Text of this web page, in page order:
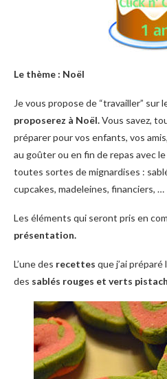
Le thème : Noël
Je vous propose de “travailler” sur
proposerez à Noël.Vous savez,
préparer pour vos enfants, vos
au goûter ou en fin de repas avec
toutes sortes de mignardises :
cupcakes, madeleines, financiers, …
Les éléments qui seront pris en
présentation.
L’une des recettes que j’ai
des sablés rouges et verts